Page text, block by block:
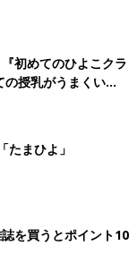
初めてのひよこクラ
の授乳がうまくい
のトラブル 解決テ
たまひよ」
を買うとポイント10